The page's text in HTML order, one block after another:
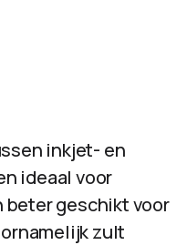
inkjet- en
ideaal voor
beter geschikt voor
zult